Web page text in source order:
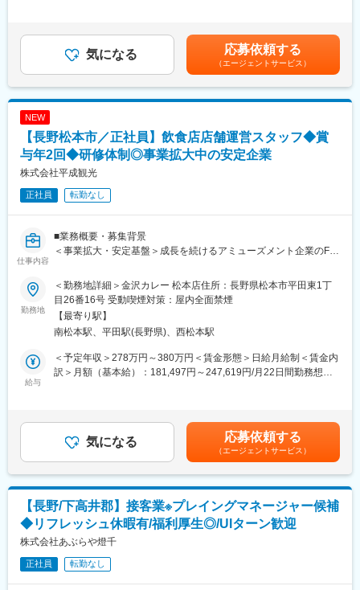
を演出できることも、この仕事ならではの魅力です。
■店舗運営やマネジメントを学べる環境
店長補佐として現場業務だけでなく、サービス品質の向上やチー
スタッフの成長を支えながら、お客様に喜ばれるお店づくりを一
将来的に店長やマネジメント職を目指している方にとっても、経
験を積める環境です。
－－－－－－－－－－
変更の範囲：会社の定める業務
を実施
◎年間休館日が85日あり、全員がしっかり休める環境
◎年1回連続5～7日間のリフレッシュ休暇を取得可能
■仕事のやりがい：
◎1つの業務を専任として担当するのではなく、マルチタスクで幅
キルが身につくことはもちろん、接客中にお客様の喜びに直接触
体の経営や改善業務にも参加できます。その結果、ご自身が考え
たアイディアを提案、実現しやすい環境です。
■組織構成：
現在接客サービスのマネージャーは30代女性が1名、旅館、
BREWERYのメンバーは13名程在籍しております。（女性8割、
男性2割）
■主力商品：
◎当社の接客のモットーは【上質、感動、安心感】です。
私たちが最も大切にしていることは、お客様と共に「笑顔をわか
そして、それを受けたお客様からも、「感謝や喜びの気持ち」の
表れとして笑顔をお返しもらうことです。この「わかちあい」を
通じてお客様との繋がりを大切にしています。
◎会社の成長とともに個々の成長実現のために、当社が全力でバ
ックアップします。
変更の範囲：本文参照
気になる 応募依頼する
（エージェントサービス）
NEW
【長野松本市／正社員】飲食店店舗運営スタッフ◆賞
与年2回◆研修体制◎事業拡大中の安定企業
株式会社平成観光
正社員 転勤なし
仕事内容
■業務概要・募集背景
＜事業拡大・安定基盤＞成長を続けるアミューズメント企業のFC
だきます。
今回は店舗数拡大を見据えた増員採用のための募集となります。
今後も、業種は多岐に展開していく見込みで、様々なスキルが身
につきます！
■業務内容：
・飲食提供
■金沢カレーとは：
石川県金沢市が発祥のご当地カレーでドロッとした濃厚なルー
に、カツを乗せた人気の高いカレーです。
作成にも携わることができます。
■魅力ポイント
・11:00~21:00の営業時間のため、深夜の業務は発生しません
・フォロー体制が整っていますので安心して働けます。
・難しい業務はほとんどなし。（券売機制のためレジ作業は一切
ありません）
勤務地
＜勤務地詳細＞金沢カレー 松本店住所：長野県松本市平田東1丁
目26番16号 受動喫煙対策：屋内全面禁煙
【最寄り駅】
南松本駅、平田駅(長野県)、西松本駅
給与
＜予定年収＞278万円～380万円＜賃金形態＞日給月給制＜賃金内
訳＞月額（基本給）：181,497円～247,619円/月22日間勤務想定
当を含む）＜昇給有無＞有＜残業手当＞有＜給与補足＞■その他固
定手当：固定深夜割増代40時間分■賞与：年2回（7／12月）※前年
度実績2ヵ月分■昇給：年2回（4／10月）賃金はあくまでも目安の
金額であり、選考を通じて上下する可能性があります。月給(月額)
は固定手当を含めた表記です。
気になる 応募依頼する
（エージェントサービス）
【長野/下高井郡】接客業※プレイングマネージャー候補
◆リフレッシュ休暇有/福利厚生◎/UIターン歓迎
株式会社あぶらや燈千
正社員 転勤なし